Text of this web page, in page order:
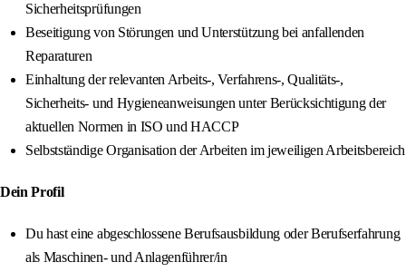
Sicherheitsprüfungen
Beseitigung von Störungen und Unterstützung bei anfallenden
Reparaturen
Einhaltung der relevanten Arbeits-, Verfahrens-, Qualitäts-,
Sicherheits- und Hygieneanweisungen unter Berücksichtigung der
aktuellen Normen in ISO und HACCP
Selbstständige Organisation der Arbeiten im jeweiligen Arbeitsbereich
Dein Profil
Du hast eine abgeschlossene Berufsausbildung oder Berufserfahrung
als Maschinen- und Anlagenführer/in